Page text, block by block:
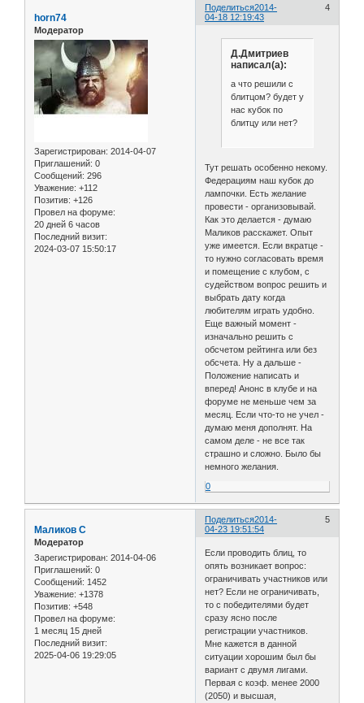
Поделиться 4
2014-
04-18 12:19:43
horn74
Модератор
Зарегистрирован: 2014-04-07
Приглашений: 0
Сообщений: 296
Уважение: +112
Позитив: +126
Провел на форуме:
20 дней 6 часов
Последний визит:
2024-03-07 15:50:17
Д.Дмитриев
написал(а):
а что решили с
блитцом? будет у
нас кубок по
блитцу или нет?
Тут решать особенно некому.
Федерациям наш кубок до
лампочки. Есть желание
провести - организовывай.
Как это делается - думаю
Маликов расскажет. Опыт
уже имеется. Если вкратце -
то нужно согласовать время
и помещение с клубом, с
судейством вопрос решить и
выбрать дату когда
любителям играть удобно.
Еще важный момент -
изначально решить с
обсчетом рейтинга или без
обсчета. Ну а дальше -
Положение написать и
вперед! Анонс в клубе и на
форуме не меньше чем за
месяц. Если что-то не учел -
думаю меня дополнят. На
самом деле - не все так
страшно и сложно. Было бы
немного желания.
0
Поделиться 5
2014-
04-23 19:51:54
Маликов С
Модератор
Зарегистрирован: 2014-04-06
Приглашений: 0
Сообщений: 1452
Уважение: +1378
Позитив: +548
Провел на форуме:
1 месяц 15 дней
Последний визит:
2025-04-06 19:29:05
Если проводить блиц, то
опять возникает вопрос:
ограничивать участников или
нет? Если не ограничивать,
то с победителями будет
сразу ясно после
регистрации участников.
Мне кажется в данной
ситуации хорошим был бы
вариант с двумя лигами.
Первая с коэф. менее 2000
(2050) и высшая,